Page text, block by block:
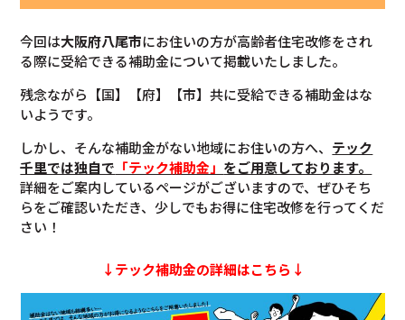
今回は大阪府八尾市にお住いの方が高齢者住宅改修をされ
る際に受給できる補助金について掲載いたしました。
残念ながら【国】【府】【市】共に受給できる補助金はな
いようです。
しかし、そんな補助金がない地域にお住いの方へ、 テック
千里では独自で 「テック補助金」 をご用意しております。
詳細をご案内しているページがございますので、ぜひそち
らをご確認いただき、少しでもお得に住宅改修を行ってくだ
さい！
↓テック補助金の詳細はこちら↓